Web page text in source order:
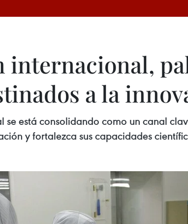
internacional,
a la
está consolidando como un canal
y fortalezca sus capacidades